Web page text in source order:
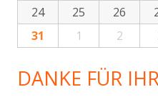
24
25 26
31
1 2
DANKE FÜR